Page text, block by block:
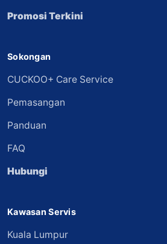
Promosi Terkini
Sokongan
CUCKOO+ Care Service
Pemasangan
Panduan
FAQ
Hubungi
Kawasan Servis
Kuala Lumpur